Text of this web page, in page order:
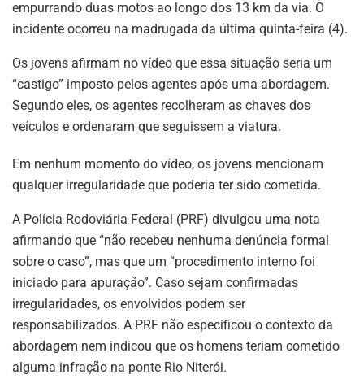
empurrando duas motos ao longo dos 13 km da via. O
incidente ocorreu na madrugada da última quinta-feira (4).
Os jovens afirmam no vídeo que essa situação seria um
“castigo” imposto pelos agentes após uma abordagem.
Segundo eles, os agentes recolheram as chaves dos
veículos e ordenaram que seguissem a viatura.
Em nenhum momento do vídeo, os jovens mencionam
qualquer irregularidade que poderia ter sido cometida.
A Polícia Rodoviária Federal (PRF) divulgou uma nota
afirmando que “não recebeu nenhuma denúncia formal
sobre o caso”, mas que um “procedimento interno foi
iniciado para apuração”. Caso sejam confirmadas
irregularidades, os envolvidos podem ser
responsabilizados. A PRF não especificou o contexto da
abordagem nem indicou que os homens teriam cometido
alguma infração na ponte Rio Niterói.